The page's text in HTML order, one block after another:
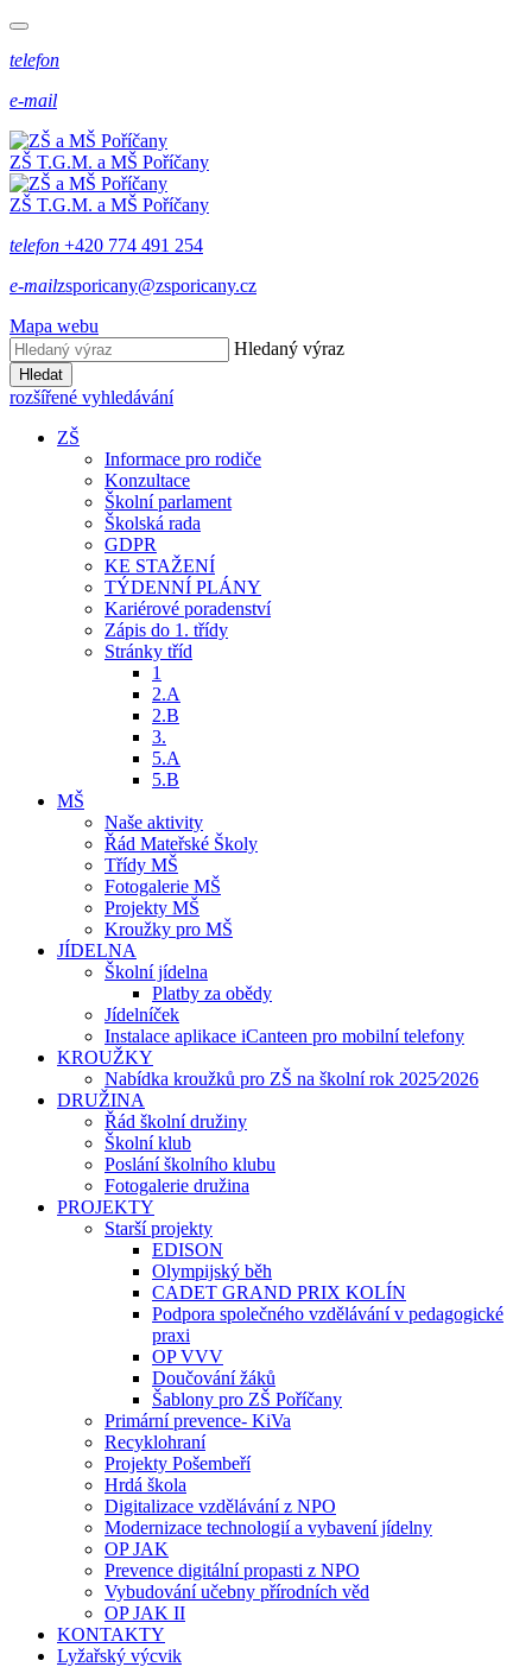
telefon
e-mail
ZŠ T.G.M. a MŠ Poříčany
ZŠ T.G.M. a MŠ Poříčany
telefon +420 774 491 254
e-mailzsporicany@zsporicany.cz
Mapa webu
Hledaný výraz
Hledat
rozšířené vyhledávání
ZŠ
Informace pro rodiče
Konzultace
Školní parlament
Školská rada
GDPR
KE STAŽENÍ
TÝDENNÍ PLÁNY
Kariérové poradenství
Zápis do 1. třídy
Stránky tříd
1
2.A
2.B
3.
5.A
5.B
MŠ
Naše aktivity
Řád Mateřské Školy
Třídy MŠ
Fotogalerie MŠ
Projekty MŠ
Kroužky pro MŠ
JÍDELNA
Školní jídelna
Platby za obědy
Jídelníček
Instalace aplikace iCanteen pro mobilní telefony
KROUŽKY
Nabídka kroužků pro ZŠ na školní rok 2025⁄2026
DRUŽINA
Řád školní družiny
Školní klub
Poslání školního klubu
Fotogalerie družina
PROJEKTY
Starší projekty
EDISON
Olympijský běh
CADET GRAND PRIX KOLÍN
Podpora společného vzdělávání v pedagogické
praxi
OP VVV
Doučování žáků
Šablony pro ZŠ Poříčany
Primární prevence- KiVa
Recyklohraní
Projekty Pošembeří
Hrdá škola
Digitalizace vzdělávání z NPO
Modernizace technologií a vybavení jídelny
OP JAK
Prevence digitální propasti z NPO
Vybudování učebny přírodních věd
OP JAK II
KONTAKTY
Lyžařský výcvik